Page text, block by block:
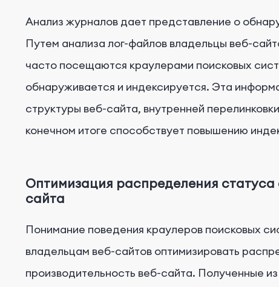
Анализ журналов дает представление о
Путем анализа лог-файлов владельцы веб-
часто посещаются краулерами поисковых
обнаруживается и индексируется. Эта
структуры веб-сайта, внутренней
конечном итоге способствует повышению
Оптимизация распределения
сайта
Понимание поведения краулеров поисковых
владельцам веб-сайтов оптимизировать
производительность веб-сайта. Полученные